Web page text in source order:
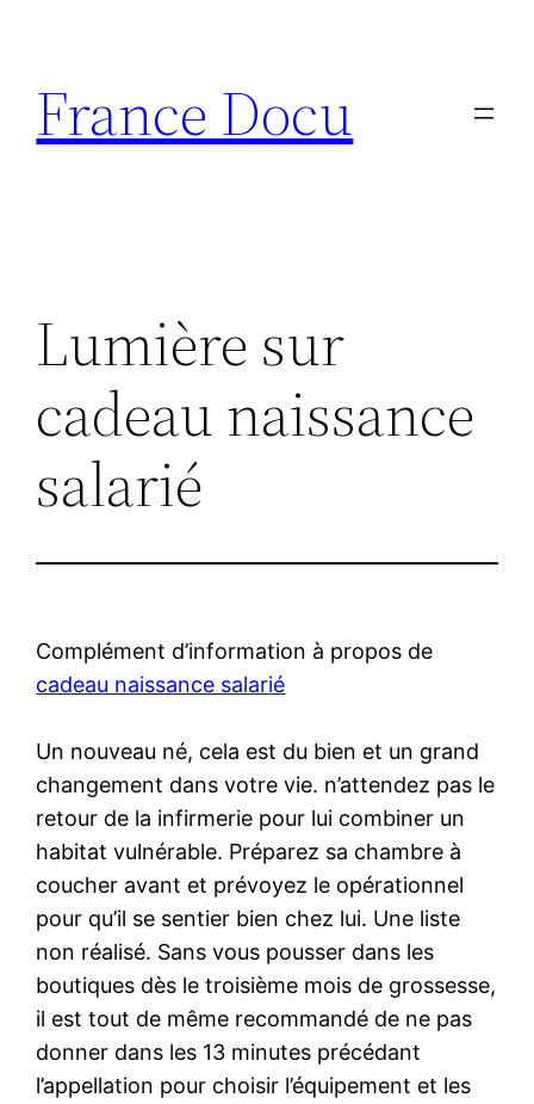
contenu
France Docu
Lumière sur
cadeau naissance
salarié
Complément d’information à propos de
cadeau naissance salarié
Un nouveau né, cela est du bien et un grand
changement dans votre vie. n’attendez pas le
retour de la infirmerie pour lui combiner un
habitat vulnérable. Préparez sa chambre à
coucher avant et prévoyez le opérationnel
pour qu’il se sentier bien chez lui. Une liste
non réalisé. Sans vous pousser dans les
boutiques dès le troisième mois de grossesse,
il est tout de même recommandé de ne pas
donner dans les 13 minutes précédant
l’appellation pour choisir l’équipement et les